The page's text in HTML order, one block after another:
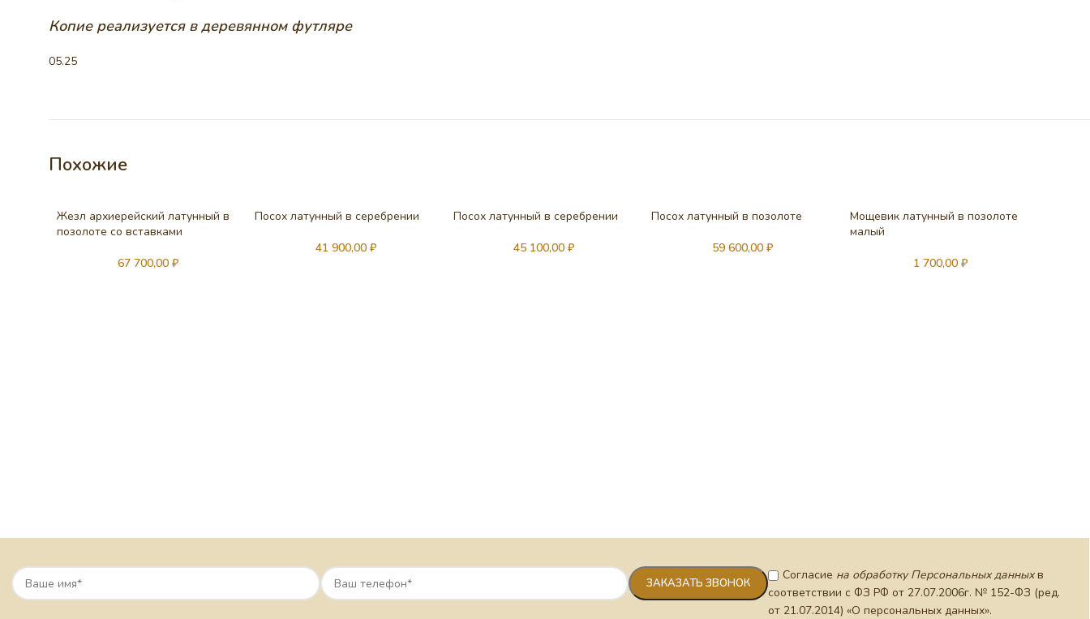
Копие реализуется в деревянном футляре
05.25
Похожие
Жезл архиерейский латунный в
позолоте со вставками
67 700,00 ₽
Посох латунный в серебрении
41 900,00₽
Посох латунный в серебрении
45 100,00₽
Посох латунный в позолоте
59 600,00 ₽
Мощевик латунный в позолоте
малый
1 700,00₽
Согласие на обработку Персональных данныхв
соответствии с ФЗ РФ от 27.07.2006г. № 152-ФЗ (ред.
от 21.07.2014) «О персональных данных».